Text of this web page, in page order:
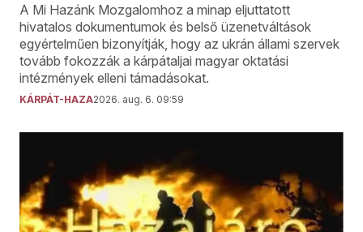
A Mi Hazánk Mozgalomhoz a minap eljuttatott
hivatalos dokumentumok és belső üzenetváltások
egyértelműen bizonyítják, hogy az ukrán állami szervek
tovább fokozzák a kárpátaljai magyar oktatási
intézmények elleni támadásokat.
KÁRPÁT-HAZA2026. aug. 6. 09:59